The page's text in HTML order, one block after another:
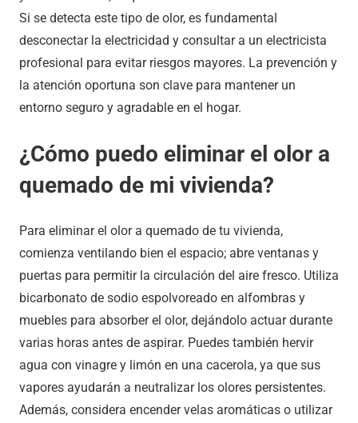
Si se detecta este tipo de olor, es fundamental
desconectar la electricidad y consultar a un electricista
profesional para evitar riesgos mayores. La prevención y
la atención oportuna son clave para mantener un
entorno seguro y agradable en el hogar.
¿Cómo puedo eliminar el olor a
quemado de mi vivienda?
Para eliminar el olor a quemado de tu vivienda,
comienza ventilando bien el espacio; abre ventanas y
puertas para permitir la circulación del aire fresco. Utiliza
bicarbonato de sodio espolvoreado en alfombras y
muebles para absorber el olor, dejándolo actuar durante
varias horas antes de aspirar. Puedes también hervir
agua con vinagre y limón en una cacerola, ya que sus
vapores ayudarán a neutralizar los olores persistentes.
Además, considera encender velas aromáticas o utilizar